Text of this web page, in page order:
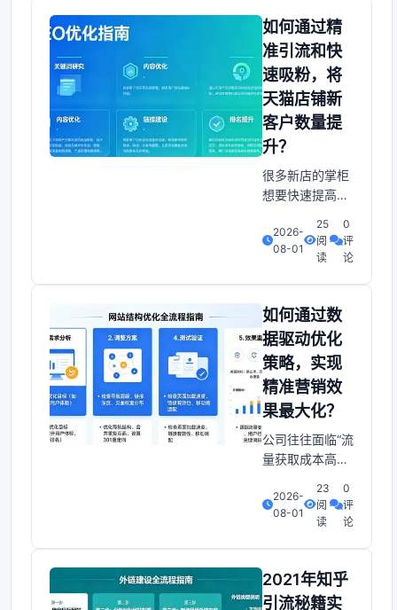
关键组成部分，
具有广阔的发展
前景。痛点一的
观点是，不确定
如何开始——加
入广告联盟的第
一步先很多站长
哪个网站？”答案
是的观点
如何通过精
准引流和快
速吸粉，将
天猫店铺新
客户数量提
升？
很多新店的掌柜
想要快速提高店
应往往是直通
车、钻展、淘宝
中，“没有流量”
“访客寥寥”“推广
成本失控”“转化
率低”这些痛点却
频频出现。导致
投入产出比不
准引流与快速吸
粉为何是新店必
备利器因为互
2026-
08-01
25
阅
读
0
评
论
如何通过数
据驱动优化
策略，实现
精准营销效
果最大化？
公司往往面临“流
量获取成本高、
数据孤岛难以洞
察全局”等痛点。
转化为可执行的
推广方法。即使
2026-
08-01
23
阅
读
0
评
论
2021年知乎
引流秘籍实